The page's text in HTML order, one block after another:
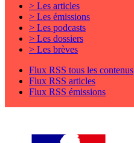
> Les articles
> Les émissions
> Les podcasts
> Les dossiers
> Les brèves
Flux RSS tous les contenus
Flux RSS articles
Flux RSS émissions